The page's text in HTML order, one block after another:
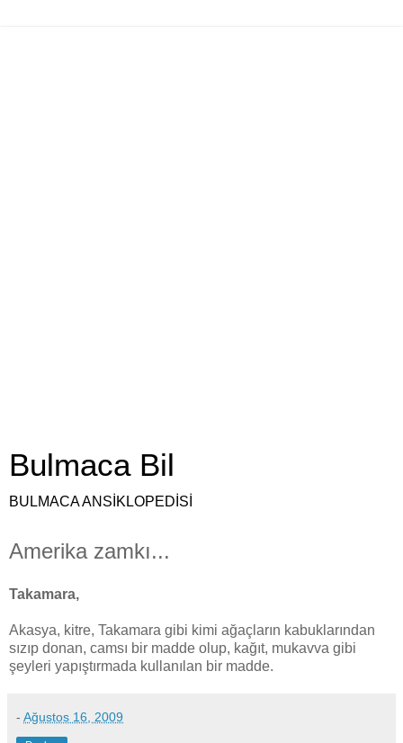
Bulmaca Bil
BULMACA ANSİKLOPEDİSİ
Amerika zamkı...
Takamara,
Akasya, kitre, Takamara gibi kimi ağaçların kabuklarından
sızıp donan, camsı bir madde olup, kağıt, mukavva gibi
şeyleri yapıştırmada kullanılan bir madde.
- Ağustos 16, 2009